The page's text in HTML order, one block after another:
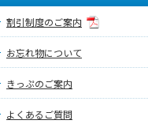
割引制度のご案内
お忘れ物について
きっぷのご案内
よくあるご質問